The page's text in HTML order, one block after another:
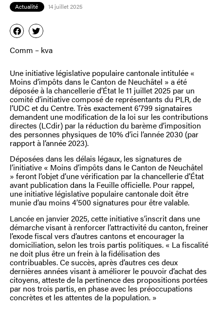
Actualité 14 juillet 2025
Comm – kva
Une initiative législative populaire cantonale intitulée «
Moins d’impôts dans le Canton de Neuchâtel » a été
déposée à la chancellerie d’État le 11 juillet 2025 par un
comité d’initiative composé de représentants du PLR, de
l’UDC et du Centre. Très exactement 6’799 signataires
demandent une modification de la loi sur les contributions
directes (LCdir) par la réduction du barème d’imposition
des personnes physiques de 10% d’ici l’année 2030 (par
rapport à l’année 2023).
Déposées dans les délais légaux, les signatures de
l’initiative « Moins d’impôts dans le Canton de Neuchâtel
» feront l’objet d’une vérification par la chancellerie d’État
avant publication dans la Feuille officielle. Pour rappel,
une initiative législative populaire cantonale doit être
munie d’au moins 4’500 signatures pour être valable.
Lancée en janvier 2025, cette initiative s’inscrit dans une
démarche visant à renforcer l’attractivité du canton, freiner
l’exode fiscal vers d’autres cantons et encourager la
domiciliation, selon les trois partis politiques. « La fiscalité
ne doit plus être un frein à la fidélisation des
contribuables. Ce succès, après d’autres ces deux
dernières années visant à améliorer le pouvoir d’achat des
citoyens, atteste de la pertinence des propositions portées
par nos trois partis, en phase avec les préoccupations
concrètes et les attentes de la population. »